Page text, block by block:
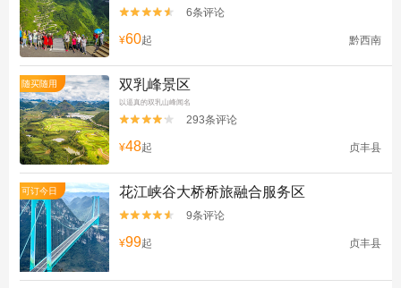

 6条评论
¥60起 黔西南
随买随用 双乳峰景区
以逼真的双乳山峰闻名

 293条评论
¥48起 贞丰县
可订今日 花江峡谷大桥桥旅融合服务区

 9条评论
¥99起 贞丰县